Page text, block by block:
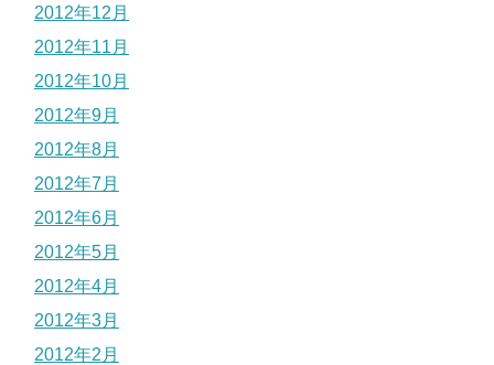
2012年12月
2012年11月
2012年10月
2012年9月
2012年8月
2012年7月
2012年6月
2012年5月
2012年4月
2012年3月
2012年2月